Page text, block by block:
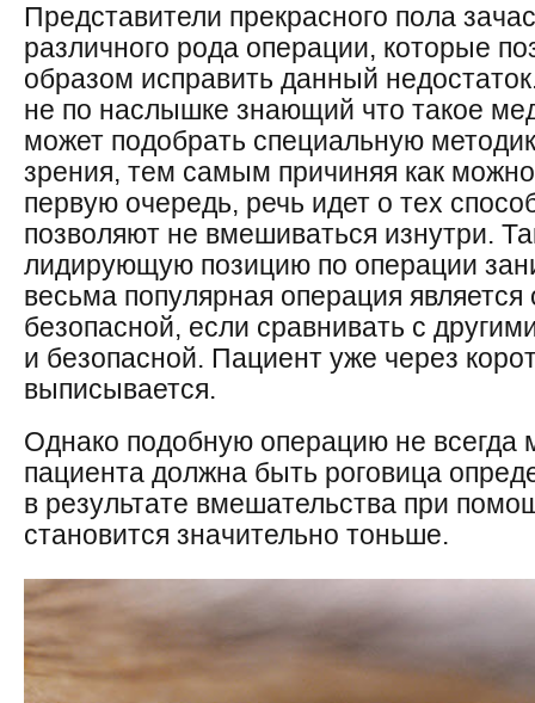
Представители прекрасного пола
различного рода операции, которые
образом исправить данный
не по наслышке знающий что такое
может подобрать специальную
зрения, тем самым причиняя как
первую очередь, речь идет о тех
позволяют не вмешиваться изнутри.
лидирующую позицию по операции
весьма популярная операция является
безопасной, если сравнивать с
и безопасной. Пациент уже через
выписывается.
Однако подобную операцию не всегда
пациента должна быть роговица
в результате вмешательства при
становится значительно тоньше.